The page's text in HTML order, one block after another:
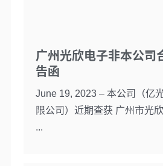
广州光欣电子非本公司
告函
June 19, 2023 – 本公司（亿
限公司）近期查获 广州市光
...